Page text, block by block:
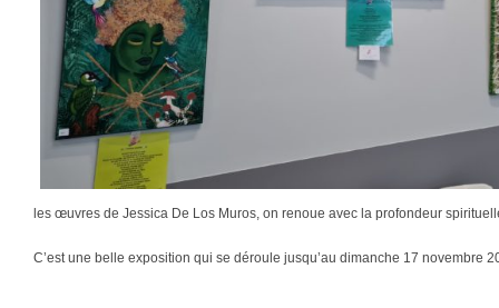
les œuvres de Jessica De Los Muros, on renoue avec la profondeur
C’est une belle exposition qui se déroule jusqu’au dimanche 17 novembre